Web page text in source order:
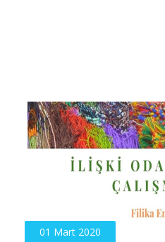
01 Mart 2020